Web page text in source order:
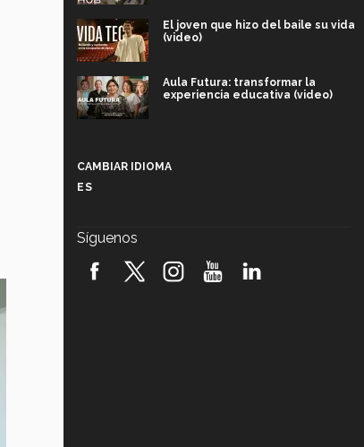
El joven que hizo del baile su vida
(video)
Aula Futura: transformar la
experiencia educativa (video)
robótica FIRST 2026! (video)
CAMBIAR IDIOMA
ES
Síguenos